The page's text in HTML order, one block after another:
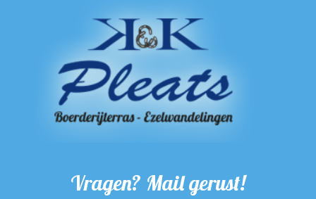
Vragen? Mail gerust!